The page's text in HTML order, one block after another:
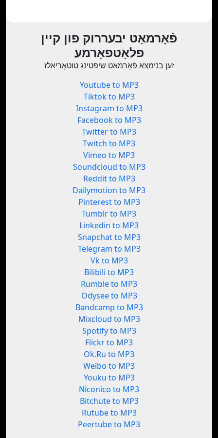
פֿאָרמאַט יבעררוק פון קיין
פּלאַטפאָרמע
זען בנימצא פֿאָרמאַט שיפטינג טוטאָריאַלז
Youtube to MP3
Tiktok to MP3
Instagram to MP3
Facebook to MP3
Twitter to MP3
Twitch to MP3
Vimeo to MP3
Soundcloud to MP3
Reddit to MP3
Dailymotion to MP3
Pinterest to MP3
Tumblr to MP3
Linkedin to MP3
Snapchat to MP3
Telegram to MP3
Vk to MP3
Bilibili to MP3
Rumble to MP3
Odysee to MP3
Bandcamp to MP3
Mixcloud to MP3
Spotify to MP3
Flickr to MP3
Ok.Ru to MP3
Weibo to MP3
Youku to MP3
Niconico to MP3
Bitchute to MP3
Rutube to MP3
Peertube to MP3